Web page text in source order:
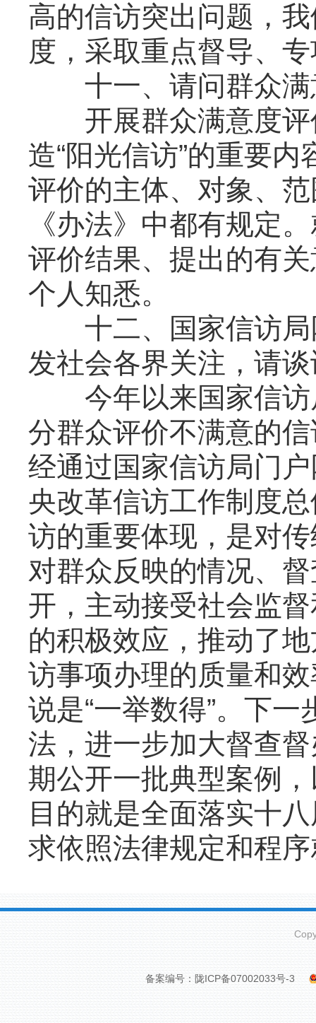
高的信访突出问题，
度，采取重点督导、
十一、请问群众满
开展群众满意度评
造“阳光信访”的重要
评价的主体、对象、
《办法》中都有规定
评价结果、提出的有
个人知悉。
十二、国家信访局
发社会各界关注，请
今年以来国家信访
分群众评价不满意的
经通过国家信访局门
央改革信访工作制度
访的重要体现，是对
对群众反映的情况、
开，主动接受社会监
的积极效应，推动了
访事项办理的质量和
说是“一举数得”。下
法，进一步加大督查
期公开一批典型案例
目的就是全面落实十
求依照法律规定和程
备案编号：陇ICP备07002033号-3